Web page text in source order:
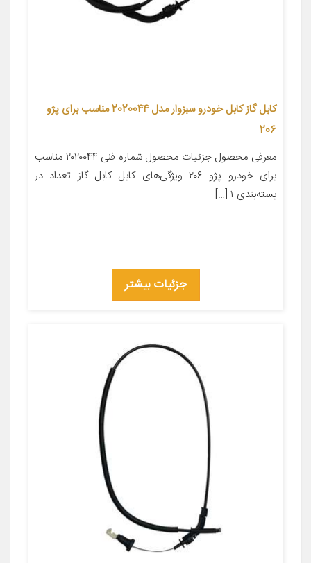
کابل گاز کابل خودرو سبزوار مدل 2020044 مناسب برای پژو
206
معرفی محصول جزئیات محصول شماره فنی ۲۰۲۰۰۴۴ مناسب
برای خودرو پژو ۲۰۶ ویژگی‌های کابل کابل گاز تعداد در
بسته‌بندی ۱ […]
جزئیات بیشتر